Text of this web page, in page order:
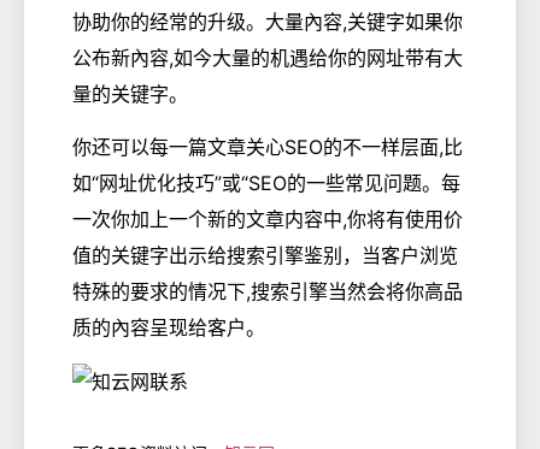
协助你的经常的升级。大量內容,关键字如果你
公布新內容,如今大量的机遇给你的网址带有大
量的关键字。
你还可以每一篇文章关心SEO的不一样层面,比
如“网址优化技巧”或“SEO的一些常见问题。每
一次你加上一个新的文章内容中,你将有使用价
值的关键字出示给搜索引擎鉴别，当客户浏览
特殊的要求的情况下,搜索引擎当然会将你高品
质的內容呈现给客户。